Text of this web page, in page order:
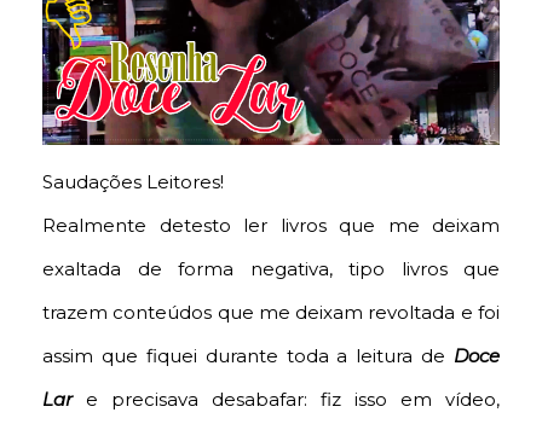
Saudações Leitores!
Realmente detesto ler livros que me deixam
exaltada de forma negativa, tipo livros que
trazem conteúdos que me deixam revoltada e foi
assim que fiquei durante toda a leitura de Doce
Lare precisava desabafar: fiz isso em vídeo,